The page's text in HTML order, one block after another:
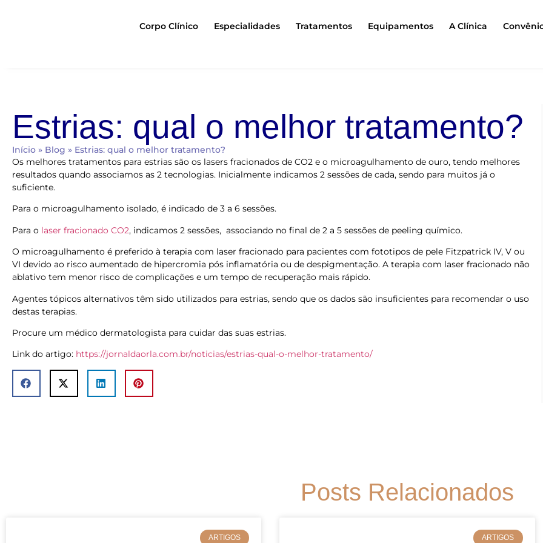
Corpo Clínico Especialidades Tratamentos Equipamentos A Clínica
Estrias: qual o melhor tratamento?
Início » Blog » Estrias: qual o melhor tratamento?
Os melhores tratamentos para estrias são os lasers fracionados de CO2 e o microagulhamento de ouro, tendo melhores
resultados quando associamos as 2 tecnologias. Inicialmente indicamos 2 sessões de cada, sendo para muitos já o
suficiente.
Para o microagulhamento isolado, é indicado de 3 a 6 sessões.
Para o laser fracionado CO2, indicamos 2 sessões, associando no final de 2 a 5 sessões de peeling químico.
O microagulhamento é preferido à terapia com laser fracionado para pacientes com fototipos de pele Fitzpatrick IV, V ou
VI devido ao risco aumentado de hipercromia pós inflamatória ou de despigmentação. A terapia com laser fracionado não
ablativo tem menor risco de complicações e um tempo de recuperação mais rápido.
Agentes tópicos alternativos têm sido utilizados para estrias, sendo que os dados são insuficientes para recomendar o uso
destas terapias.
Procure um médico dermatologista para cuidar das suas estrias.
Link do artigo: https://jornaldaorla.com.br/noticias/estrias-qual-o-melhor-tratamento/
Posts Relacionados
ARTIGOS ARTIGOS